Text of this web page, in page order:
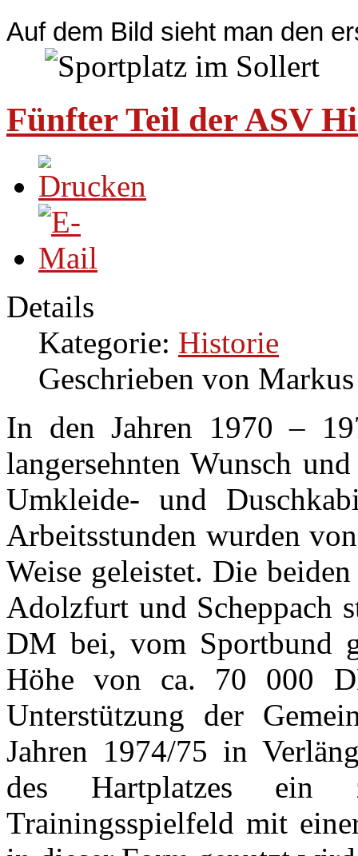
Auf dem Bild sieht man den
Fünfter Teil der ASV
Details
Kategorie: Historie
Geschrieben von
In den Jahren 1970 –
langersehnten Wunsch
Umkleide- und
Arbeitsstunden wurden
Weise geleistet. Die
Adolzfurt und Scheppach
DM bei, vom Sportbund
Höhe von ca. 70 000
Unterstützung der
Jahren 1974/75 in
des Hartplatzes ein
Trainingsspielfeld mit